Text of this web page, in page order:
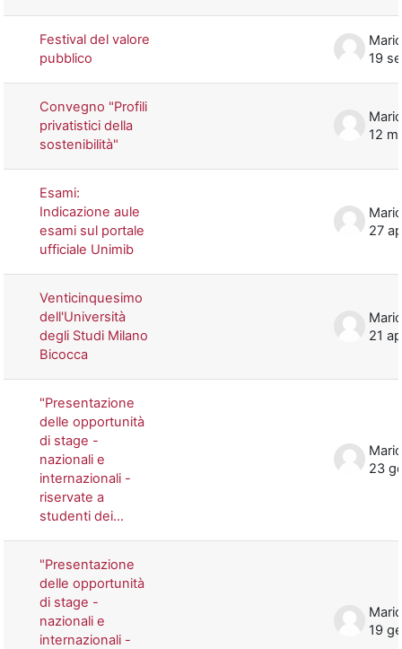
Festival del valore
pubblico
19
Convegno "Profili
privatistici della
sostenibilità"
12
Esami:
Indicazione aule
esami sul portale
ufficiale Unimib
27
Venticinquesimo
dell'Università
degli Studi Milano
Bicocca
21
"Presentazione
delle opportunità
di stage -
nazionali e
internazionali -
riservate a
studenti dei...
23
"Presentazione
delle opportunità
di stage -
nazionali e
internazionali -
19